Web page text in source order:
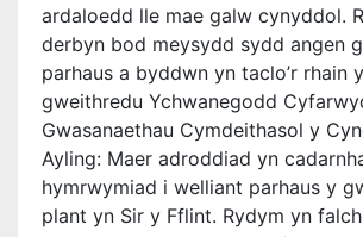
ardaloedd lle mae galw cynyddol.
derbyn bod meysydd sydd angen
parhaus a byddwn yn taclo’r rhain
gweithredu Ychwanegodd
Gwasanaethau Cymdeithasol y
Ayling: Maer adroddiad yn
hymrwymiad i welliant parhaus y
plant yn Sir y Fflint. Rydym yn